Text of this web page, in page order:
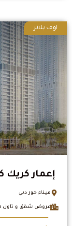
اوف بلانز
إعمار كريك
ميناء خور دبي
عروض شقق و تاون